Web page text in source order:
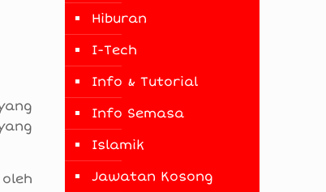
Hiburan
I-Tech
Info & Tutorial
Info Semasa
Islamik
Jawatan Kosong